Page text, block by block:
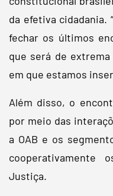
da efetiva cidadania.
fechar os últimos
que será de
em que estamos
Além disso, o
por meio das
a OAB e os
cooperativamente
Justiça.